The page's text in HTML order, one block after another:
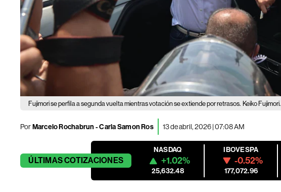
Fujimori se perfila a segunda vuelta mientras votación se extiende por retrasos. Keiko Fujimori.
PorMarcelo Rochabrun - Carla Samon Ros 13 de abril, 2026 | 07:08 AM
ÚLTIMASCOTIZACIONES
NASDAQ
+1.02%
25,632.48
IBOVESPA
-0.52%
177,072.96